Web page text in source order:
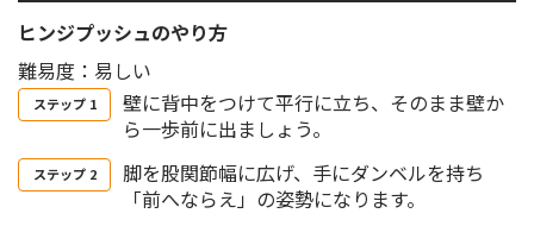
ヒンジプッシュのやり方
難易度：易しい
壁に背中をつけて平行に立ち、そのまま壁か
ら一歩前に出ましょう。
脚を股関節幅に広げ、手にダンベルを持ち
「前へならえ」の姿勢になります。